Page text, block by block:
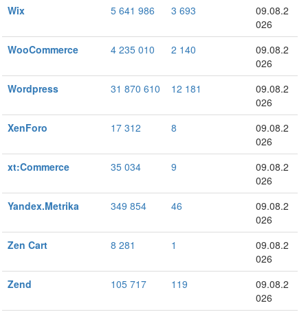
Wix
5 641 986 3 693
09.08.2
026
WooCommerce
4 235 010 2 140
09.08.2
026
Wordpress
31 870 610 12 181
09.08.2
026
XenForo
17 312 8
09.08.2
026
xt:Commerce
35 034 9
09.08.2
026
Yandex.Metrika
349 854 46
09.08.2
026
Zen Cart
8 281 1
09.08.2
026
Zend
105 717 119
09.08.2
026